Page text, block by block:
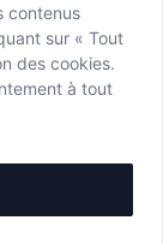
contenus
sur « Tout
des cookies.
à tout